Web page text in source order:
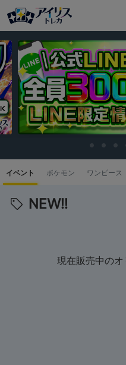
イベント ポケモン ワンピース
NEW!!
現在販売中のオ